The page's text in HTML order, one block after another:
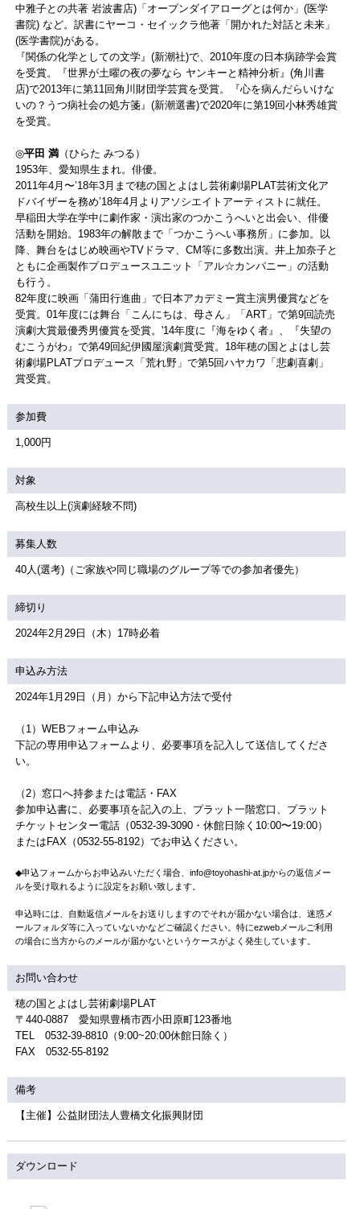
中雅子との共著 岩波書店)「オープンダイアローグとは何か」(医学
書院) など。訳書にヤーコ・セイックラ他著「開かれた対話と未来」
(医学書院)がある。
『関係の化学としての文学』(新潮社)で、2010年度の日本病跡学会賞
を受賞。『世界が土曜の夜の夢なら ヤンキーと精神分析』(角川書
店)で2013年に第11回角川財団学芸賞を受賞。『心を病んだらいけな
いの？うつ病社会の処方箋』(新潮選書)で2020年に第19回小林秀雄賞
を受賞。
◎平田 満（ひらた みつる）
1953年、愛知県生まれ。俳優。
2011年4月〜’18年3月まで穂の国とよはし芸術劇場PLAT芸術文化ア
ドバイザーを務め’18年4月よりアソシエイトアーティストに就任。
早稲田大学在学中に劇作家・演出家のつかこうへいと出会い、俳優
活動を開始。1983年の解散まで「つかこうへい事務所」に参加。以
降、舞台をはじめ映画やTVドラマ、CM等に多数出演。井上加奈子と
ともに企画製作プロデュースユニット「アル☆カンパニー」の活動
も行う。
82年度に映画「蒲田行進曲」で日本アカデミー賞主演男優賞などを
受賞。01年度には舞台「こんにちは、母さん」「ART」で第9回読売
演劇大賞最優秀男優賞を受賞。'14年度に『海をゆく者』、『失望の
むこうがわ』で第49回紀伊國屋演劇賞受賞。18年穂の国とよはし芸
術劇場PLATプロデュース「荒れ野」で第5回ハヤカワ「悲劇喜劇」
賞受賞。
参加費
1,000円
対象
高校生以上(演劇経験不問)
募集人数
40人(選考)（ご家族や同じ職場のグループ等での参加者優先）
締切り
2024年2月29日（木）17時必着
申込み方法
2024年1月29日（月）から下記申込方法で受付
（1）WEBフォーム申込み
下記の専用申込フォームより、必要事項を記入して送信してくださ
い。
（2）窓口へ持参または電話・FAX
参加申込書に、必要事項を記入の上、プラット一階窓口、プラット
チケットセンター電話（0532-39-3090・休館日除く10:00〜19:00）
またはFAX（0532-55-8192）でお申込ください。
◆申込フォームからお申込みいただく場合、info@toyohashi-at.jpからの返信メー
ルを受け取れるように設定をお願い致します。
申込時には、自動返信メールをお送りしますのでそれが届かない場合は、迷惑メ
ールフォルダ等に入っていないかなどご確認ください。特にezwebメールご利用
の場合に当方からのメールが届かないというケースがよく発生しています。
お問い合わせ
穂の国とよはし芸術劇場PLAT
〒440-0887 愛知県豊橋市西小田原町123番地
TEL 0532-39-8810（9:00~20:00休館日除く）
FAX 0532-55-8192
備考
【主催】公益財団法人豊橋文化振興財団
ダウンロード